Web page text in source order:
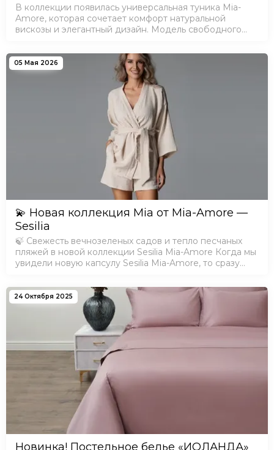
В коллекции появилась универсальная туника Mia-
Amore, которая сочетает комфорт натуральной
вискозы и элегантный дизайн. Модель свободного
подойдет как ценителям классики, так и поклонн…
05 Мая 2026
💫 Новая коллекция Mia от Mia-Amore —
Sesilia
🍃 Свежесть вечнозеленых садов и тепло песчаных
пляжей в новой коллекции Sesilia Mia-Amore Когда мы
увидели новую капсулу Sesilia Mia-Amore, то сразу
зелени. Теперь и вы можете перен…
24 Октября 2025
Новинка! Постельное белье «ИОЛАНДА»